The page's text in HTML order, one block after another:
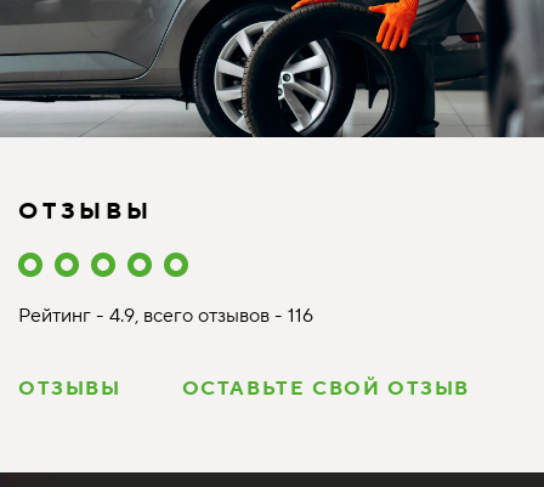
ОТЗЫВЫ
Рейтинг - 4.9, всего отзывов - 116
ОТЗЫВЫ ОСТАВЬТЕ СВОЙ ОТЗЫВ